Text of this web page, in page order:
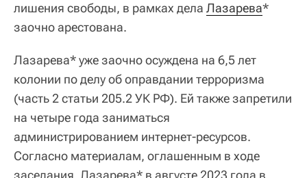
лишения свободы, в рамках дела Лазарева*
заочно арестована.
Лазарева* уже заочно осуждена на 6,5 лет
колонии по делу об оправдании терроризма
(часть 2 статьи 205.2 УК РФ). Ей также запретили
на четыре года заниматься
администрированием интернет-ресурсов.
Согласно материалам, оглашенным в ходе
заседания, Лазарева* в августе 2023 года в